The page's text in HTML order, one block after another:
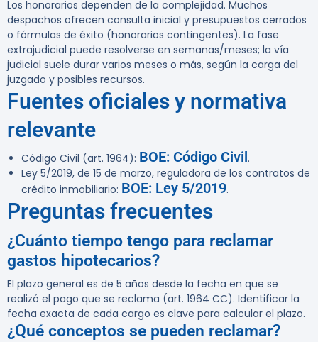
Los honorarios dependen de la complejidad. Muchos
despachos ofrecen consulta inicial y presupuestos cerrados
o fórmulas de éxito (honorarios contingentes). La fase
extrajudicial puede resolverse en semanas/meses; la vía
judicial suele durar varios meses o más, según la carga del
juzgado y posibles recursos.
Fuentes oficiales y normativa
relevante
Código Civil (art. 1964): BOE: Código Civil.
Ley 5/2019, de 15 de marzo, reguladora de los contratos de
crédito inmobiliario: BOE: Ley 5/2019.
Preguntas frecuentes
¿Cuánto tiempo tengo para reclamar
gastos hipotecarios?
El plazo general es de 5 años desde la fecha en que se
realizó el pago que se reclama (art. 1964 CC). Identificar la
fecha exacta de cada cargo es clave para calcular el plazo.
¿Qué conceptos se pueden reclamar?